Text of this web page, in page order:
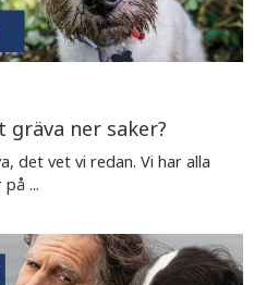
ner saker?
det vet vi redan. Vi har alla
...